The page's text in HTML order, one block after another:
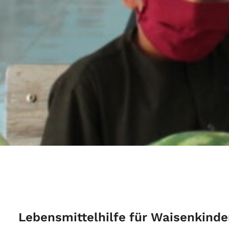
Lebensmittelhilfe für